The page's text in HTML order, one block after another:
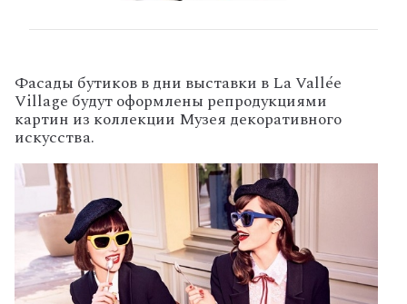
Фасады бутиков в дни выставки в La Vallée
Village будут оформлены репродукциями
картин из коллекции Музея декоративного
искусства.